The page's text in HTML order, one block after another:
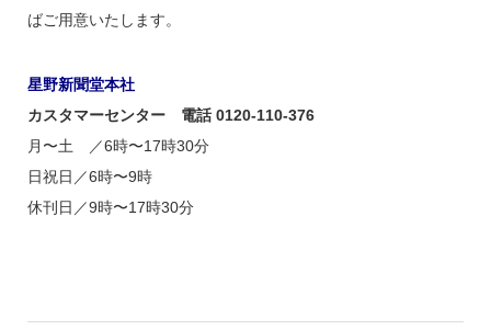
ばご用意いたします。
星野新聞堂本社
カスタマーセンター 電話 0120-110-376
月〜土 ／6時〜17時30分
日祝日／6時〜9時
休刊日／9時〜17時30分